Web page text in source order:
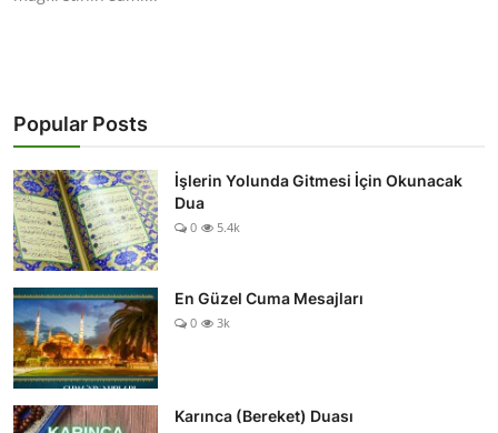
KİMDİR?
KISSADAN HİSSE
DİNİ BİLGİLER
Popular Posts
İşlerin Yolunda Gitmesi İçin Okunacak
Dua
0 5.4k
En Güzel Cuma Mesajları
0 3k
Karınca (Bereket) Duası